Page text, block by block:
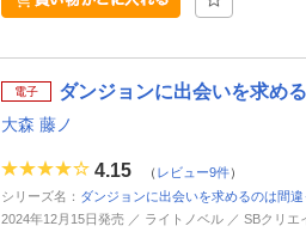
電子 ダンジョンに出会いを求め
大森 藤ノ
4.15 （ レビュー9件）
シリーズ名： ダンジョンに出会いを求めるのは間
2024年12月15日発売 ／ ライトノベル ／ SBクリ